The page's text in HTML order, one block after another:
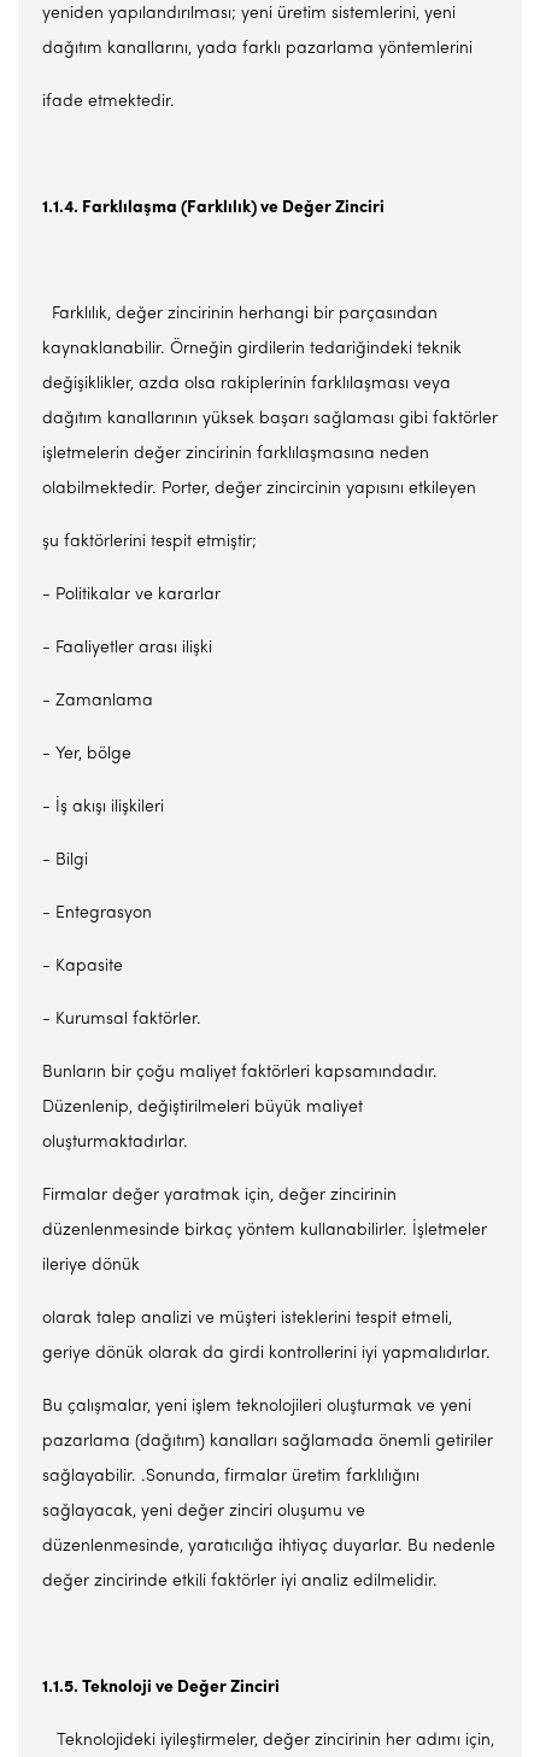
yeniden yapılandırılması; yeni üretim sistemlerini, yeni
dağıtım kanallarını, yada farklı pazarlama yöntemlerini
ifade etmektedir.
1.1.4. Farklılaşma (Farklılık) ve Değer Zinciri
Farklılık, değer zincirinin herhangi bir parçasından
kaynaklanabilir. Örneğin girdilerin tedariğindeki teknik
değişiklikler, azda olsa rakiplerinin farklılaşması veya
dağıtım kanallarının yüksek başarı sağlaması gibi faktörler
işletmelerin değer zincirinin farklılaşmasına neden
olabilmektedir. Porter, değer zincircinin yapısını etkileyen
şu faktörlerini tespit etmiştir;
- Politikalar ve kararlar
- Faaliyetler arası ilişki
- Zamanlama
- Yer, bölge
- İş akışı ilişkileri
- Bilgi
- Entegrasyon
- Kapasite
- Kurumsal faktörler.
Bunların bir çoğu maliyet faktörleri kapsamındadır.
Düzenlenip, değiştirilmeleri büyük maliyet
oluşturmaktadırlar.
Firmalar değer yaratmak için, değer zincirinin
düzenlenmesinde birkaç yöntem kullanabilirler. İşletmeler
ileriye dönük
olarak talep analizi ve müşteri isteklerini tespit etmeli,
geriye dönük olarak da girdi kontrollerini iyi yapmalıdırlar.
Bu çalışmalar, yeni işlem teknolojileri oluşturmak ve yeni
pazarlama (dağıtım) kanalları sağlamada önemli getiriler
sağlayabilir. .Sonunda, firmalar üretim farklılığını
sağlayacak, yeni değer zinciri oluşumu ve
düzenlenmesinde, yaratıcılığa ihtiyaç duyarlar. Bu nedenle
değer zincirinde etkili faktörler iyi analiz edilmelidir.
1.1.5. Teknoloji ve Değer Zinciri
Teknolojideki iyileştirmeler, değer zincirinin her adımı için,